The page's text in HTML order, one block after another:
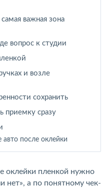
оклейки пленкой нужно
нет», а по понятному чек-
важная зона
вопрос к студии
и возле
сохранить
приемку сразу
после оклейки